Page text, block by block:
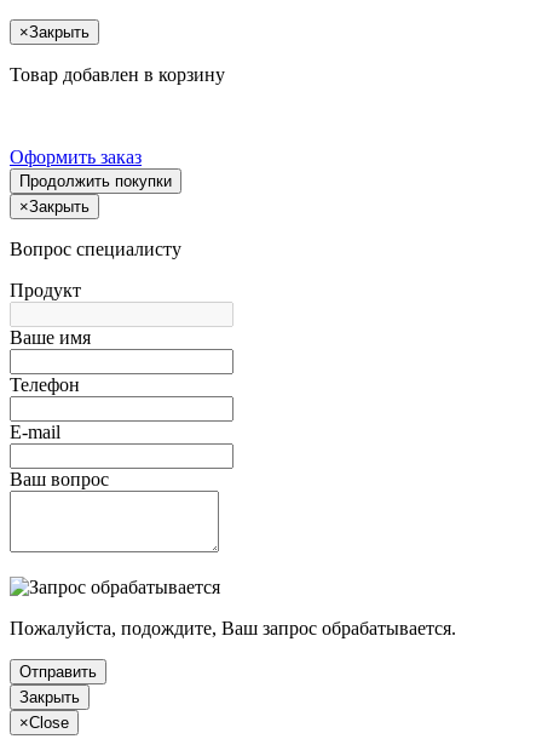
×Закрыть
Товар добавлен в корзину
Оформить заказ
Продолжить покупки
×Закрыть
Вопрос специалисту
Продукт
Ваше имя
Телефон
E-mail
Ваш вопрос
Пожалуйста, подождите, Ваш запрос обрабатывается.
Отправить
Закрыть
×Close